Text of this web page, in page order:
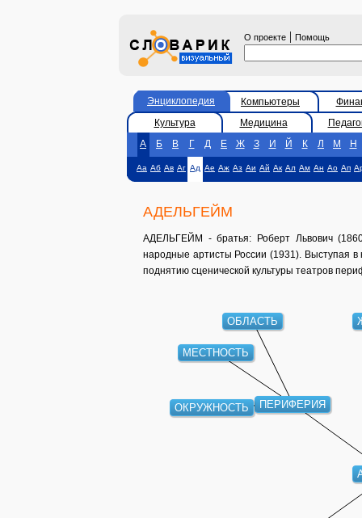
О проекте | Помощь
Энциклопедия Компьютеры
Культура
Медицина
А
Б В Г Д Е Ж З И Й К Л М Н
Аа Аб Ав Аг Ад Ае Аж Аз Аи Ай Ак Ал Ам Ан Ао Ап
АДЕЛЬГЕЙМ
АДЕЛЬГЕЙМ - братья: Роберт Львович
народные артисты России (1931). Выступая в
поднятию сценической культуры театров
ПЕРИФЕРИЯ
ОКРУЖНОСТЬ
МЕСТНОСТЬ
ОБЛАСТЬ